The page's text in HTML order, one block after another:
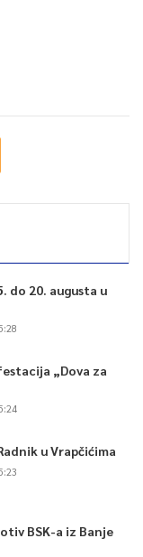
do 20. augusta u
„Dova za
u Vrapčićima
BSK-a iz Banje